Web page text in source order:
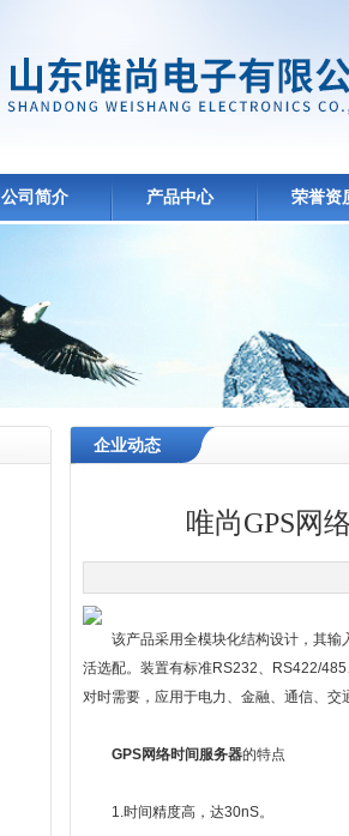
公司简介 产品中心 荣誉资
企业动态
唯尚GPS网
该产品采用全模块化结构设计，其输
活选配。装置有标准RS232、RS422/
对时需要，应用于电力、金融、通信、
GPS网络时间服务器的特点
1.时间精度高，达30nS。